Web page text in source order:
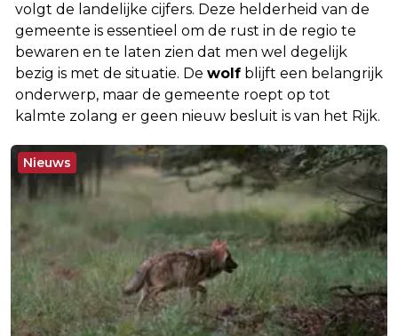
volgt de landelijke cijfers. Deze helderheid van de
gemeente is essentieel om de rust in de regio te
bewaren en te laten zien dat men wel degelijk
bezig is met de situatie. De wolf blijft een belangrijk
onderwerp, maar de gemeente roept op tot
kalmte zolang er geen nieuw besluit is van het Rijk.
Nieuws